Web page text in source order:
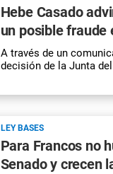
Hebe Casado
un posible fraude
A través de un
decisión de la Junta
LEY BASES
Para Francos no
Senado y crecen